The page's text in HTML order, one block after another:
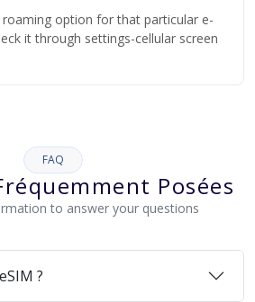
option for that particular e-
it through settings-cellular screen
FAQ
Posées
to answer your questions
?